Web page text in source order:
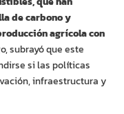
de carbono y
agrícola con
subrayó que este
si las políticas
infraestructura y